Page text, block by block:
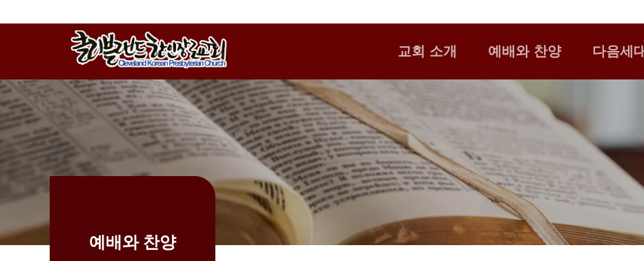
교회 소개 예배와 찬양 다음세대
하위분류 하위분류
예배와 찬양